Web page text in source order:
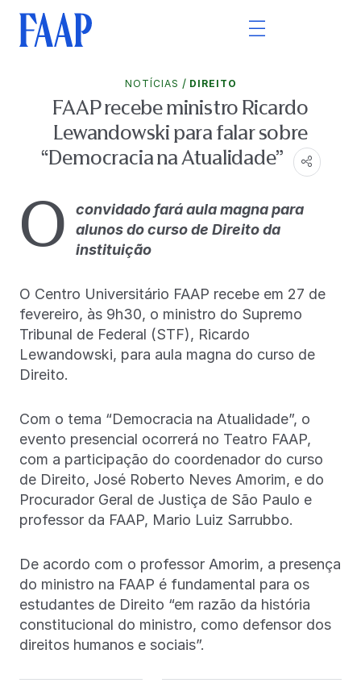
NOTÍCIAS / DIREITO
FAAP recebe ministro Ricardo
Lewandowski para falar sobre
“Democracia na Atualidade”
O
convidado fará aula magna para
alunos do curso de Direito da
instituição
O Centro Universitário FAAP recebe em 27 de
fevereiro, às 9h30, o ministro do Supremo
Tribunal de Federal (STF), Ricardo
Lewandowski, para aula magna do curso de
Direito.
Com o tema “Democracia na Atualidade”, o
evento presencial ocorrerá no Teatro FAAP,
com a participação do coordenador do curso
de Direito, José Roberto Neves Amorim, e do
Procurador Geral de Justiça de São Paulo e
professor da FAAP, Mario Luiz Sarrubbo.
De acordo com o professor Amorim, a presença
do ministro na FAAP é fundamental para os
estudantes de Direito “em razão da história
constitucional do ministro, como defensor dos
direitos humanos e sociais”.